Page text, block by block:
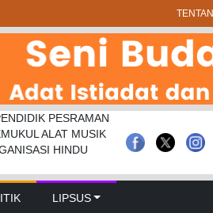
PESRAMAN
ALAT MUSIK
HINDU
Berprestasi Di
2027, Belanja
LIPSUS